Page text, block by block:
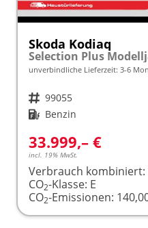
Skoda Kodiaq
unverbindliche Lieferzeit: 3-6
Fahrzeugnr. 99055
Kraftstoff Benzin
33.999,– €
incl. 19% MwSt.
Verbrauch kombiniert:
CO2-Klasse: E
CO2-Emissionen: